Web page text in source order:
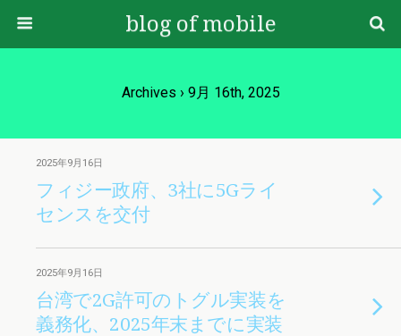
blog of mobile
Archives › 9月 16th, 2025
2025年9月16日
フィジー政府、3社に5Gライ
センスを交付
2025年9月16日
台湾で2G許可のトグル実装を
義務化、2025年末までに実装